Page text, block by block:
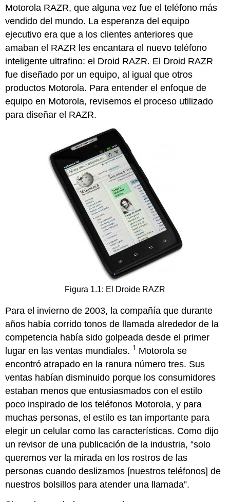
Motorola RAZR, que alguna vez fue el teléfono más
vendido del mundo. La esperanza del equipo
ejecutivo era que a los clientes anteriores que
amaban el RAZR les encantara el nuevo teléfono
inteligente ultrafino: el Droid RAZR. El Droid RAZR
fue diseñado por un equipo, al igual que otros
productos Motorola. Para entender el enfoque de
equipo en Motorola, revisemos el proceso utilizado
para diseñar el RAZR.
Figura 1.1: El Droide RAZR
Para el invierno de 2003, la compañía que durante
años había corrido tonos de llamada alrededor de la
competencia había sido golpeada desde el primer
lugar en las ventas mundiales. 1 Motorola se
encontró atrapado en la ranura número tres. Sus
ventas habían disminuido porque los consumidores
estaban menos que entusiasmados con el estilo
poco inspirado de los teléfonos Motorola, y para
muchas personas, el estilo es tan importante para
elegir un celular como las características. Como dijo
un revisor de una publicación de la industria, “solo
queremos ver la mirada en los rostros de las
personas cuando deslizamos [nuestros teléfonos] de
nuestros bolsillos para atender una llamada”.